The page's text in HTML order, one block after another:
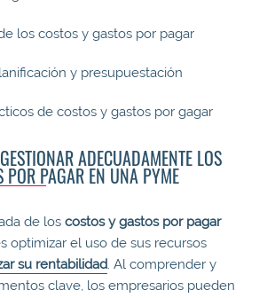
los costos y gastos por pagar
y presupuestación
de costos y gastos por gagar
ADECUADAMENTE LOS
POR PAGAR EN UNA PYME
de los costos y gastos por pagar
optimizar el uso de sus recursos
su rentabilidad. Al comprender y
clave, los empresarios pueden